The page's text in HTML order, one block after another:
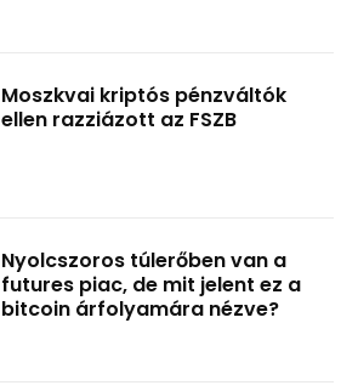
Moszkvai kriptós pénzváltók
ellen razziázott az FSZB
Nyolcszoros túlerőben van a
futures piac, de mit jelent ez a
bitcoin árfolyamára nézve?